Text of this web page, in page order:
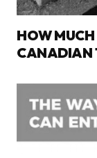
HOW
CANADIAN